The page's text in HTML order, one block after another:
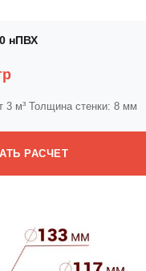
нПВХ
3 м³ Толщина стенки: 8 мм
РАСЧЕТ